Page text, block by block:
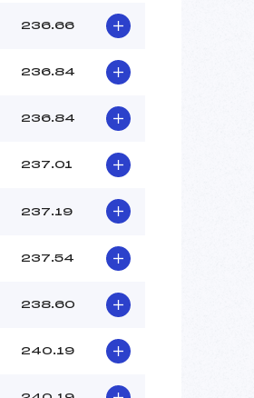
236.66
236.84
236.84
237.01
237.19
237.54
238.60
240.19